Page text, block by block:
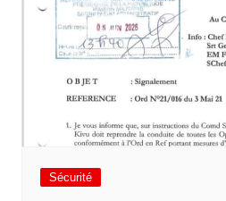
Sécurité